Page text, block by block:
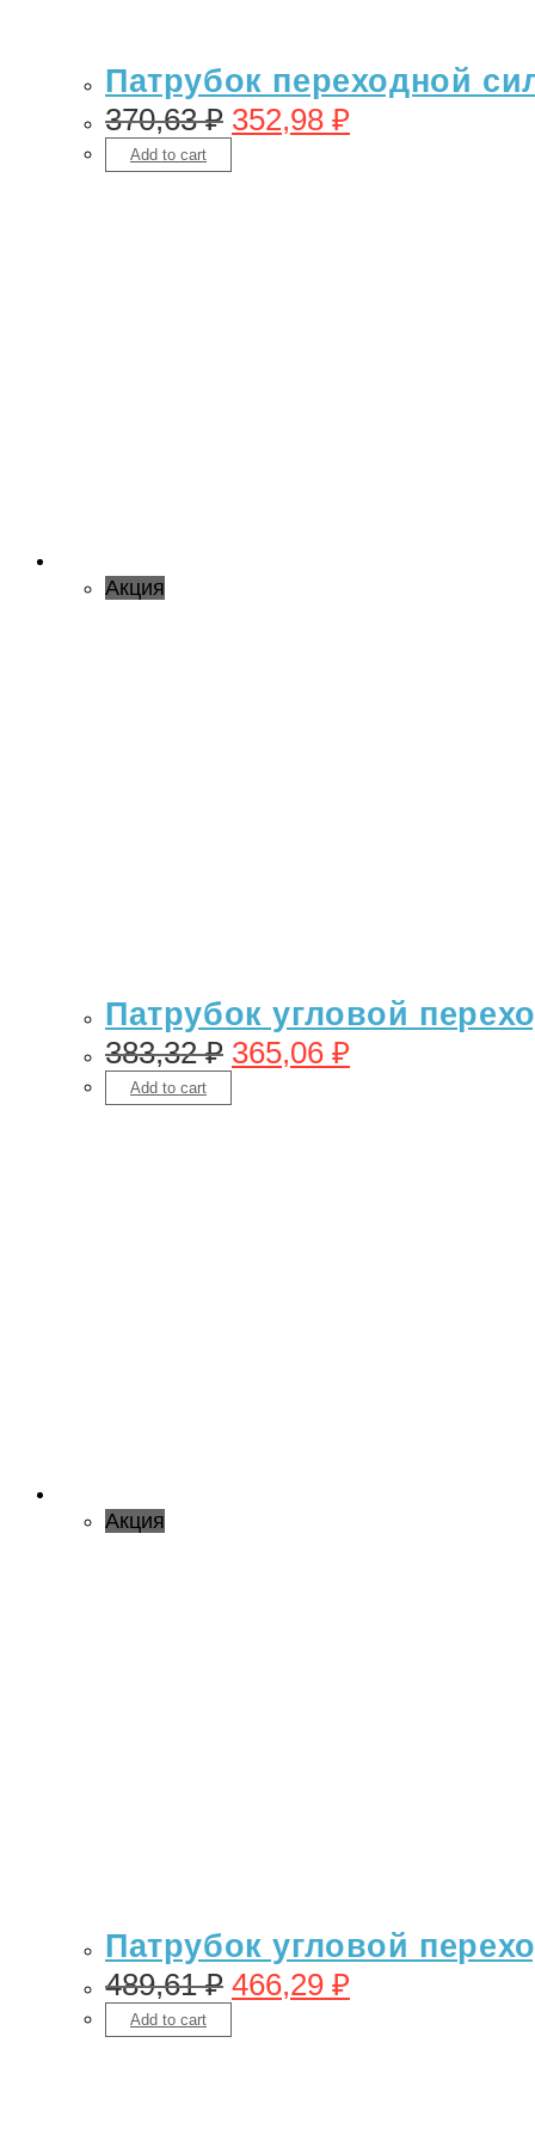
Патрубок переходной
370,63₽ 352,98 ₽
Add to cart
Акция
Патрубок угловой
383,32₽ 365,06 ₽
Add to cart
Акция
Патрубок угловой
489,61₽ 466,29 ₽
Add to cart